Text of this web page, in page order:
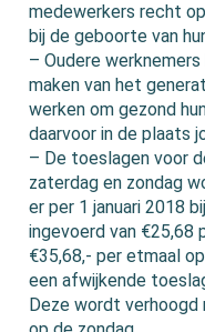
medewerkers recht
bij de geboorte van
– Oudere
maken van het
werken om gezond
daarvoor in de plaats
– De toeslagen voor
zaterdag en zondag
er per 1 januari 2018
ingevoerd van €25,68
€35,68,- per etmaal
een afwijkende
Deze wordt verhoogd